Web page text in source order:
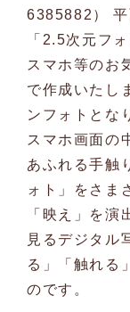
6385882）
「2.5次元フ
スマホ等のお
で作成いたし
ンフォトとな
スマホ画面の
あふれる手触
ォト」をさま
「映え」を演
見るデジタル
る」「触れる
のです。